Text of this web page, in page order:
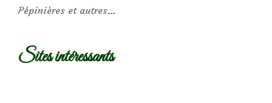
Pépinières et autres…
Sites intéressants